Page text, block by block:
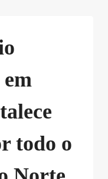
todo o